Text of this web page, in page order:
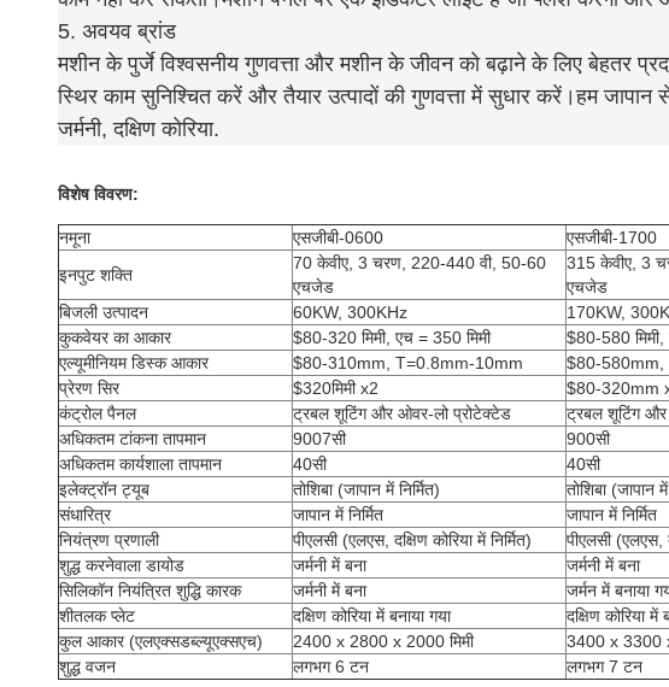
5. अवयव ब्रांड
मशीन के पुर्जे विश्वसनीय गुणवत्ता और मशीन के जीवन को बढ़ाने के लिए बेहतर
स्थिर काम सुनिश्चित करें और तैयार उत्पादों की गुणवत्ता में सुधार करें।हम जापान
जर्मनी, दक्षिण कोरिया.
विशेष विवरण:
नमूना एसजीबी-0600
एसजीबी-1700
इनपुट शक्ति
70 केवीए, 3 चरण, 220-440 वी, 50-60
एचजेड
315 केवीए, 3
एचजेड
बिजली उत्पादन
60KW, 300KHz
170KW,
कुकवेयर का आकार
$80-320 मिमी, एच = 350 मिमी
$80-580 मिमी,
एल्यूमीनियम डिस्क आकार
$80-310mm, T=0.8mm-10mm
$80-580mm,
प्रेरण सिर
$320मिमी x2
$80-320mm
कंट्रोल पैनल
ट्रबल शूटिंग और ओवर-लो प्रोटेक्टेड
ट्रबल शूटिंग
अधिकतम टांकना तापमान
9007सी
900सी
अधिकतम कार्यशाला तापमान
40सी
40सी
इलेक्ट्रॉन ट्यूब
तोशिबा (जापान में निर्मित)
तोशिबा (जापान में
संधारित्र
जापान में निर्मित
जापान में निर्मित
नियंत्रण प्रणाली
पीएलसी (एलएस, दक्षिण कोरिया में निर्मित)
पीएलसी (एलएस,
शुद्ध करनेवाला डायोड
जर्मनी में बना
जर्मनी में बना
सिलिकॉन नियंत्रित शुद्धि कारक
जर्मनी में बना
जर्मन में बनाया
शीतलक प्लेट
दक्षिण कोरिया में बनाया गया
दक्षिण कोरिया में
कुल आकार (एलएक्सडब्ल्यूएक्सएच)
2400 x 2800 x 2000 मिमी
3400 x 3300
शुद्ध वजन
लगभग 6 टन लगभग 7 टन